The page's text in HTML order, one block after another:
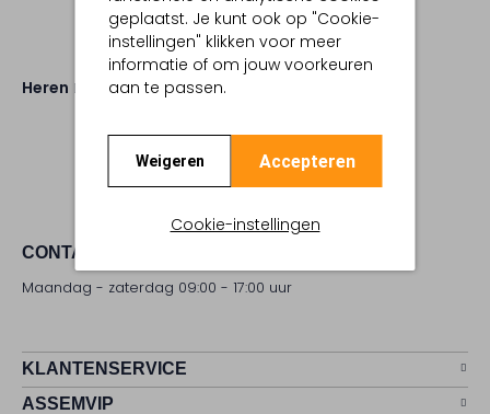
geplaatst. Je kunt ook op "Cookie-
instellingen" klikken voor meer
informatie of om jouw voorkeuren
aan te passen.
Weigeren Accepteren
Cookie-instellingen
Heren Schoenen Pantoffels
CONTACT
Maandag - zaterdag 09:00 - 17:00 uur
KLANTENSERVICE
ASSEMVIP